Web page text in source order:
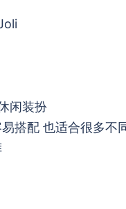
闲装扮
搭配 也适合很多不